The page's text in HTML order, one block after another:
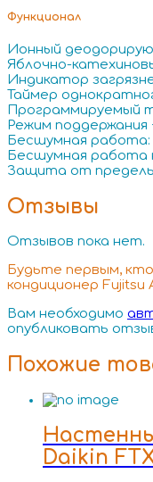
Функционал
Ионный
Яблочно-
Индикатор
Таймер
Программируемый
Режим поддержания
Бесшумная
Бесшумная работа
Защита от
Отзывы
Отзывов пока нет.
Будьте первым,
кондиционер Fujitsu
Вам необходимо
опубликовать
Похожие
Daikin